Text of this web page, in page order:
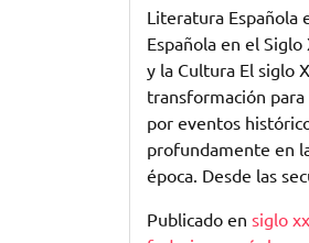
Española
en
el
Siglo
XX
Literatura Española
Española en el
y la Cultura El siglo
transformación
por eventos
profundamente en
época. Desde las
Publicado en siglo xx